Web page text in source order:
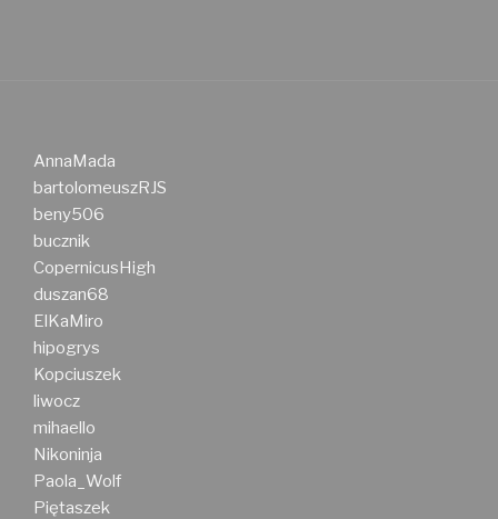
AnnaMada
bartolomeuszRJS
beny506
bucznik
CopernicusHigh
duszan68
ElKaMiro
hipogrys
Kopciuszek
liwocz
mihaello
Nikoninja
Paola_Wolf
Piętaszek